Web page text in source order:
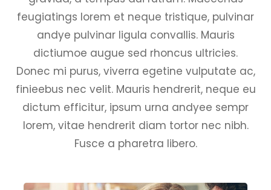
feugiatings lorem et neque tristique, pulvinar
andye pulvinar ligula convallis. Mauris
dictiumoe augue sed rhoncus ultricies.
Donec mi purus, viverra egetine vulputate ac,
finieebus nec velit. Mauris hendrerit, neque eu
dictum efficitur, ipsum urna andyee sempr
lorem, vitae hendrerit diam tortor nec nibh.
Fusce a pharetra libero.